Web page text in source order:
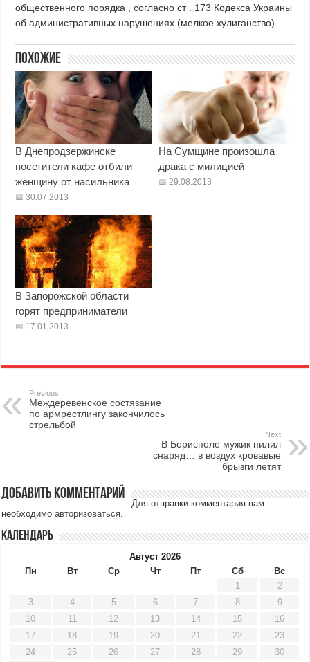
общественного порядка , согласно ст . 173 Кодекса Украины
об административных нарушениях (мелкое хулиганство).
Похожие
В Днепродзержинске
посетители кафе отбили
женщину от насильника
30.07.2013
На Сумщине произошла
драка с милицией
29.08.2013
В Запорожской области
горят предприниматели
17.01.2013
Previous
Междеревенское состязание
по армрестлингу закончилось
стрельбой
Next
В Борисполе мужик пилил
снаряд… в воздух кровавые
брызги летят
Добавить комментарий
Для отправки комментария вам
необходимоавторизоваться.
Календарь
Август 2026
Пн
Вт Ср Чт Пт Сб
Вс
1
2
3
4 5 6 7 8
9
10
11 12 13 14 15
16
17
18 19 20 21 22
23
24
25 26 27 28 29
30